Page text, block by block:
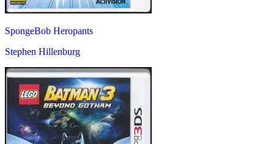
SpongeBob Heropants
Stephen Hillenburg